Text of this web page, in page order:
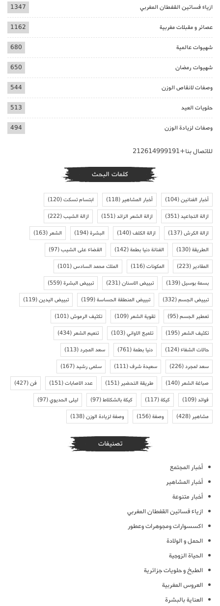
ازياء فساتين القفطان المغربي 1347
عصائر و مقبلات مغربية 1162
شهيوات عالمية 680
شهيوات رمضان 650
وصفات لانقاص الوزن 544
حلويات العيد 513
وصفات لزيادة الوزن 494
للاتصال بنا+212614999191
كلمات البحث
أخبار الفنانين(104) أخبار المشاهير(118) ابتسام تسكت(120)
ازالة التجاعيد(351) ازالة الشعر الزائد(151) ازالة الشيب(222)
ازالة الكرش(137) ازالة الكلف(140) البشرة(194) الشعر(163)
الطريقة(130) الفنانة دنيا بطمة(142) القضاء على الشيب(97)
المقادير(223) المكونات(116) الملك محمد السادس(101)
بسمة بوسيل(139) تبييض الاسنان(231) تبييض البشرة(559)
تبييض الجسم(332) تبييض المنطقة الحساسة(199) تبييض اليدين(119)
تعطير الجسم(95) تقوية الشعر(109) تكثيف الرموش(101)
تكثيف الشعر(195) تلميع الاواني(103) تنعيم الشعر(434)
حالات الشفاء(124) دنيا بطمة(761) سعد المجرد(113)
سعد لمجرد(226) سعيدة شرف(111) سلمى رشيد(167)
صباغة الشعر(140) طريقة التحضير(151) عدد الاصابات(151) فن(427)
فوائد(109) كيكة(117) كيكة بالشكلاط(97) ليلى الحديوي(97)
مشاهير(428) وصفة(156) وصفة لزيادة الوزن(138)
تصنيفات
أخبار المجتمع
أخبار المشاهير
أخبار متنوعة
ازياء فساتين القفطان المغربي
اكسسوارات ومجوهرات وعطور
الحمل و الولادة
الحياة الزوجية
الطبخ و حلويات جزائرية
العروس المغربية
العناية بالبشرة